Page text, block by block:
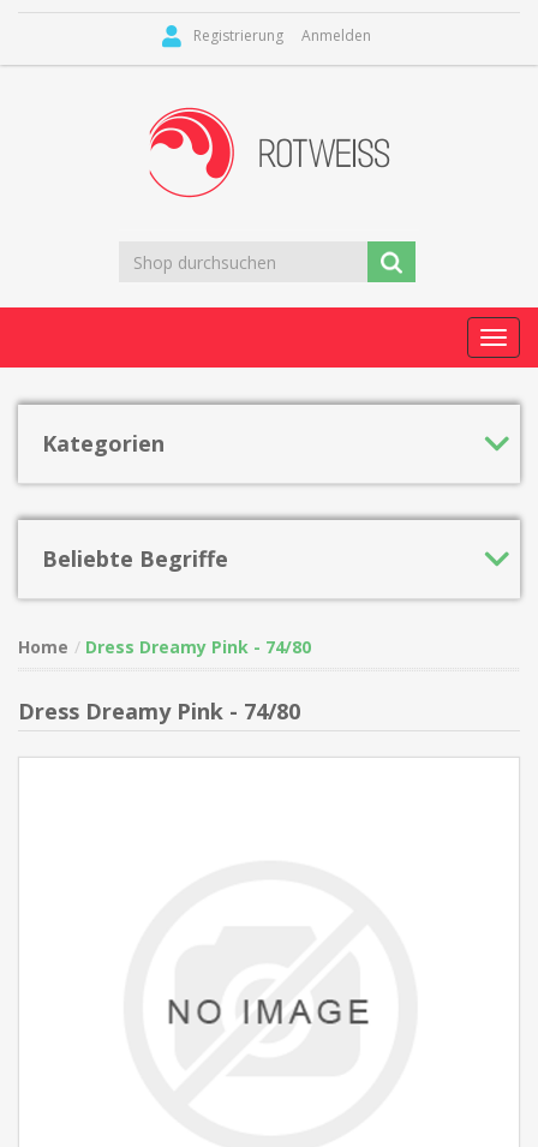
Registrierung Anmelden
Kategorien
Beliebte Begriffe
Home Dress Dreamy Pink - 74/80
Dress Dreamy Pink - 74/80